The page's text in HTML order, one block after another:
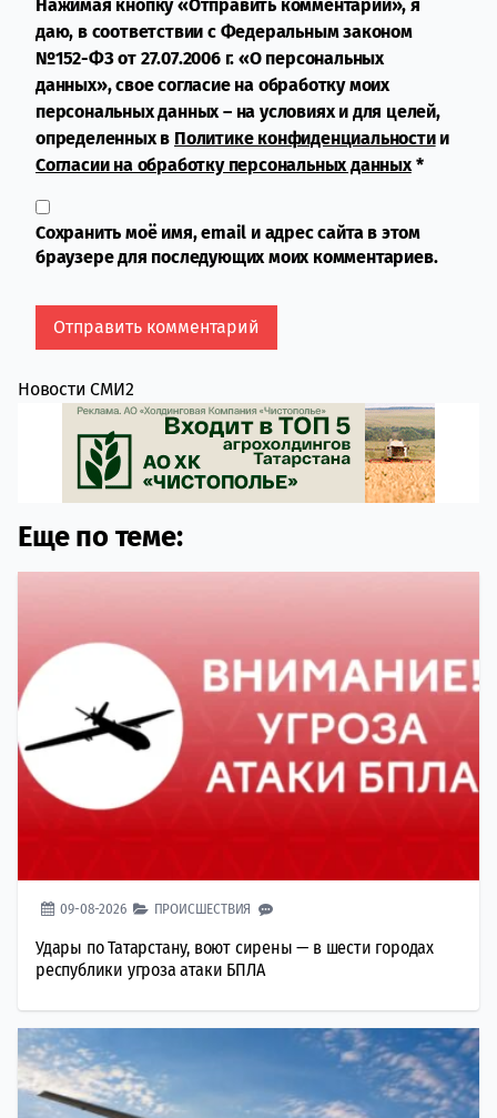
Нажимая кнопку «Отправить комментарий», я
даю, в соответствии с Федеральным законом
№152-ФЗ от 27.07.2006 г. «О персональных
данных», свое согласие на обработку моих
персональных данных – на условиях и для целей,
определенных в Политике конфиденциальностии
Согласии на обработку персональных данных*
Сохранить моё имя, email и адрес сайта в этом
браузере для последующих моих комментариев.
Новости СМИ2
Еще по теме:
09-08-2026 ПРОИСШЕСТВИЯ
Удары по Татарстану, воют сирены — в шести городах
республики угроза атаки БПЛА